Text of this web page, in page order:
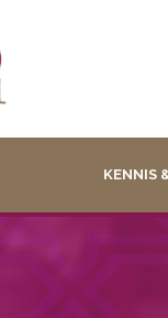
KENNIS